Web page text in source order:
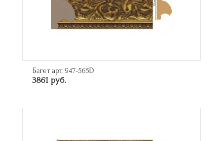
Багет арт. 947-565D
3861 руб.